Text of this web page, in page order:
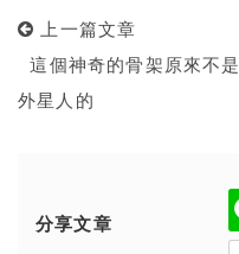
上一篇文章
這個神奇的骨架原來不是
外星人的
分享文章